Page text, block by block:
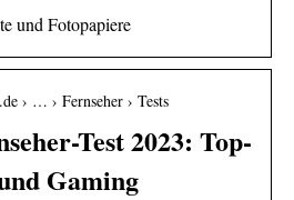
und Fotopapiere
› … › Fernseher › Tests
Test 2023: Top-
Gaming